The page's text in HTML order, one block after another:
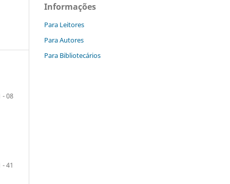
- 08
- 41
Informações
Para Leitores
Para Autores
Para Bibliotecários